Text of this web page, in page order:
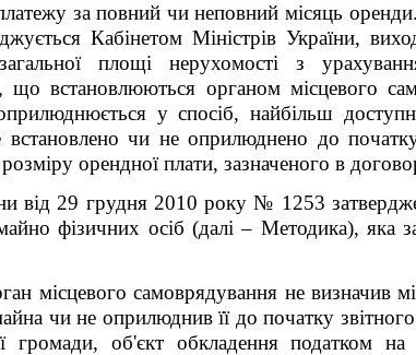
за повний чи неповний місяць
Кабінетом Міністрів України,
площі нерухомості з
що встановлюються органом місцевого
у спосіб, найбільш
чи не оприлюднено до
орендної плати, зазначеного в
від 29 грудня 2010 року № 1253
фізичних осіб (далі – Методика), яка
місцевого самоврядування не визначив
чи не оприлюднив її до початку
громади, об'єкт обкладення податком на